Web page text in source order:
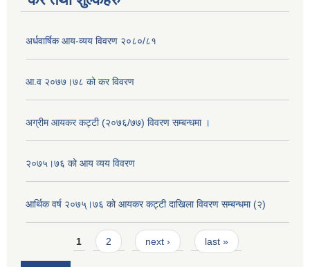
अर्धवार्षिक आय-व्यय विवरण २०८०/८१
आ.व २०७७।७८ को कर विवरण
अग्रीम आयकर कट्टी (२०७६/७७) विवरण सम्बन्धमा ।
२०७५।७६ को आय व्यय विवरण
आर्थिक वर्ष २०७५्।७६ को आयकर कट्टी दाखिला विवरण सम्बन्धमा (२)
Pages1 2 next › last »